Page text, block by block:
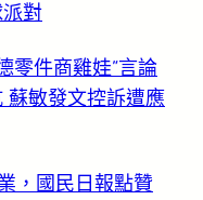
對
零件商雞娃”言論
蘇敏發文控訴遭應
，國民日報點贊